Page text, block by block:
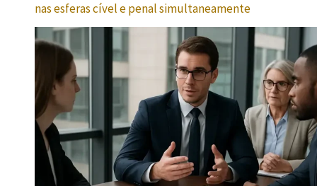
nas esferas cível e penal simultaneamente